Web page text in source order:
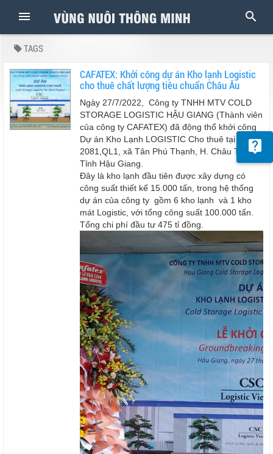
TAGS
CAFATEX: Khởi công dự án Kho lạnh Logistic
cho thuê chất lượng tiêu chuẩn Châu Âu
Ngày 27/7/2022, Công ty TNHH MTV COLD
STORAGE LOGISTIC HẬU GIANG (Thành viên
của công ty CAFATEX) đã động thổ khởi công
Dự án Kho Lạnh LOGISTIC Cho thuê tại số km
2081,QL1, xã Tân Phú Thạnh, H. Châu Thành,
Tỉnh Hậu Giang.
Đây là kho lạnh đầu tiên được xây dựng có
công suất thiết kế 15.000 tấn, trong hệ thống
dự án của công ty gồm 6 kho lạnh và 1 kho
mát Logistic, với tổng công suất 100.000 tấn.
Tổng chi phí đầu tư 475 tỉ đồng.